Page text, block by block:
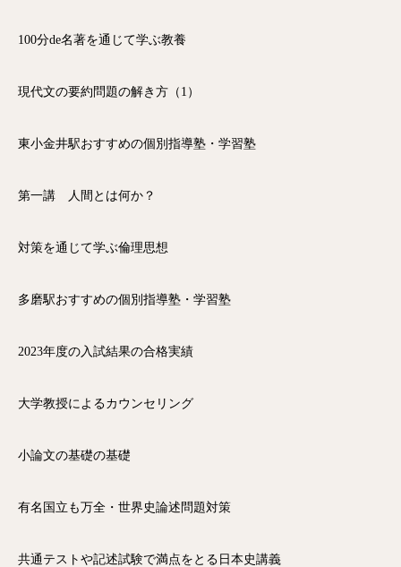
100分de名著を通じて学ぶ教養
現代文の要約問題の解き方（1）
東小金井駅おすすめの個別指導塾・学習塾
第一講 人間とは何か？
対策を通じて学ぶ倫理思想
多磨駅おすすめの個別指導塾・学習塾
2023年度の入試結果の合格実績
大学教授によるカウンセリング
小論文の基礎の基礎
有名国立も万全・世界史論述問題対策
共通テストや記述試験で満点をとる日本史講義